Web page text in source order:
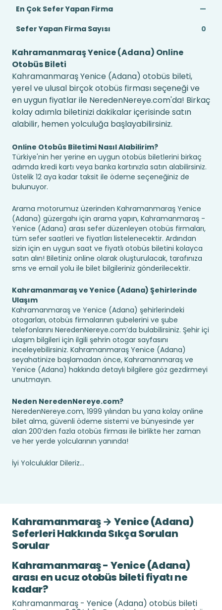
En Çok Sefer Yapan Firma
—
Sefer Yapan Firma Sayısı
0
Kahramanmaraş Yenice (Adana) Online
Otobüs Bileti
Kahramanmaraş Yenice (Adana) otobüs bileti,
yerel ve ulusal birçok otobüs firması seçeneği ve
en uygun fiyatlar ile NeredenNereye.com'da! Birkaç
kolay adımla biletinizi dakikalar içerisinde satın
alabilir, hemen yolculuğa başlayabilirsiniz.
Online Otobüs Biletimi Nasıl Alabilirim?
Türkiye'nin her yerine en uygun otobüs biletlerini birkaç
adımda kredi kartı veya banka kartınızla satın alabilirsiniz.
Üstelik 12 aya kadar taksit ile ödeme seçeneğiniz de
bulunuyor.
Arama motorumuz üzerinden Kahramanmaraş Yenice
(Adana) güzergahı için arama yapın, Kahramanmaraş -
Yenice (Adana) arası sefer düzenleyen otobüs firmaları,
tüm sefer saatleri ve fiyatları listelenecektir. Ardından
sizin için en uygun saat ve fiyatlı otobüs biletini kolayca
satın alın! Biletiniz online olarak oluşturulacak, tarafınıza
sms ve email yolu ile bilet bilgileriniz gönderilecektir.
Kahramanmaraş ve Yenice (Adana) Şehirlerinde
Ulaşım
Kahramanmaraş ve Yenice (Adana) şehirlerindeki
otogarları, otobüs firmalarının şubelerini ve şube
telefonlarını NeredenNereye.com’da bulabilirsiniz. Şehir içi
ulaşım bilgileri için ilgili şehrin otogar sayfasını
inceleyebilirsiniz. Kahramanmaraş Yenice (Adana)
seyahatinize başlamadan önce, Kahramanmaraş ve
Yenice (Adana) hakkında detaylı bilgilere göz gezdirmeyi
unutmayın.
Neden NeredenNereye.com?
NeredenNereye.com, 1999 yılından bu yana kolay online
bilet alma, güvenli ödeme sistemi ve bünyesinde yer
alan 200’den fazla otobüs firması ile birlikte her zaman
ve her yerde yolcularının yanında!
İyi Yolculuklar Dileriz...
Kahramanmaraş → Yenice (Adana)
Seferleri Hakkında Sıkça Sorulan
Sorular
Kahramanmaraş - Yenice (Adana)
arası en ucuz otobüs bileti fiyatı ne
kadar?
Kahramanmaraş - Yenice (Adana) otobüs bileti